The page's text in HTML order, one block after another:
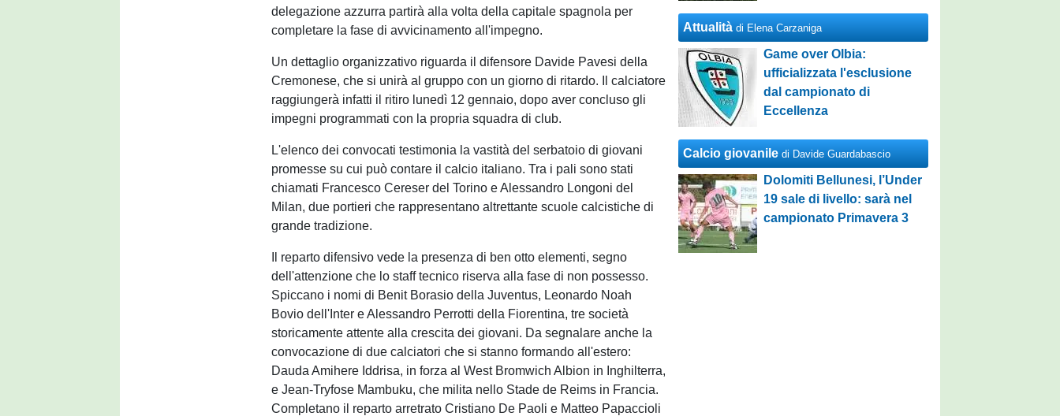
delegazione azzurra partirà alla volta della capitale spagnola per
completare la fase di avvicinamento all'impegno.
Un dettaglio organizzativo riguarda il difensore Davide Pavesi della
Cremonese, che si unirà al gruppo con un giorno di ritardo. Il calciatore
raggiungerà infatti il ritiro lunedì 12 gennaio, dopo aver concluso gli
impegni programmati con la propria squadra di club.
L'elenco dei convocati testimonia la vastità del serbatoio di giovani
promesse su cui può contare il calcio italiano. Tra i pali sono stati
chiamati Francesco Cereser del Torino e Alessandro Longoni del
Milan, due portieri che rappresentano altrettante scuole calcistiche di
grande tradizione.
Il reparto difensivo vede la presenza di ben otto elementi, segno
dell'attenzione che lo staff tecnico riserva alla fase di non possesso.
Spiccano i nomi di Benit Borasio della Juventus, Leonardo Noah
Bovio dell'Inter e Alessandro Perrotti della Fiorentina, tre società
storicamente attente alla crescita dei giovani. Da segnalare anche la
convocazione di due calciatori che si stanno formando all'estero:
Dauda Amihere Iddrisa, in forza al West Bromwich Albion in Inghilterra,
e Jean-Tryfose Mambuku, che milita nello Stade de Reims in Francia.
Completano il reparto arretrato Cristiano De Paoli e Matteo Papaccioli
Attualità di Elena Carzaniga
Game over Olbia:
ufficializzata l'esclusione
dal campionato di
Eccellenza
Calcio giovanile di Davide Guardabascio
Dolomiti Bellunesi, l’Under
19 sale di livello: sarà nel
campionato Primavera 3